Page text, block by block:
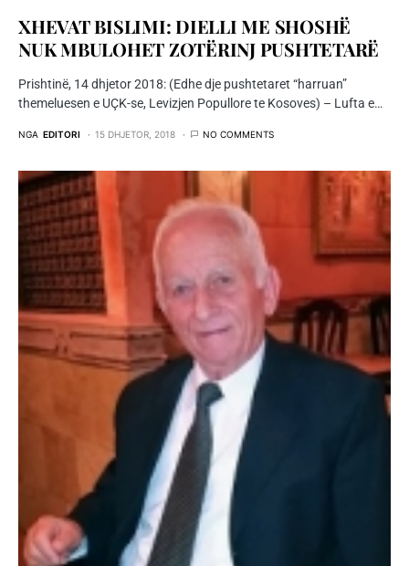
XHEVAT BISLIMI: DIELLI ME SHOSHË
NUK MBULOHET ZOTËRINJ PUSHTETARË
Prishtinë, 14 dhjetor 2018: (Edhe dje pushtetaret “harruan”
themeluesen e UÇK-se, Levizjen Popullore te Kosoves) – Lufta e…
NGA EDITORI 15 DHJETOR, 2018 NO COMMENTS